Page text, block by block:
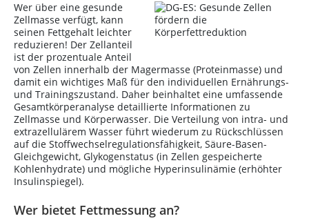
Wer über eine gesunde
Zellmasse verfügt, kann
seinen Fettgehalt leichter
reduzieren! Der Zellanteil
ist der prozentuale Anteil
von Zellen innerhalb der Magermasse (Proteinmasse) und
damit ein wichtiges Maß für den individuellen Ernährungs-
und Trainingszustand. Daher beinhaltet eine umfassende
Gesamtkörperanalyse detaillierte Informationen zu
Zellmasse und Körperwasser. Die Verteilung von intra- und
extrazellulärem Wasser führt wiederum zu Rückschlüssen
auf die Stoffwechselregulationsfähigkeit, Säure-Basen-
Gleichgewicht, Glykogenstatus (in Zellen gespeicherte
Kohlenhydrate) und mögliche Hyperinsulinämie (erhöhter
Insulinspiegel).
Wer bietet Fettmessung an?